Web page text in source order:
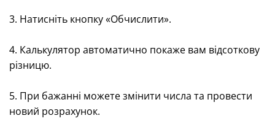
3. Натисніть кнопку «Обчислити».
4. Калькулятор автоматично покаже вам відсоткову
різницю.
5. При бажанні можете змінити числа та провести
новий розрахунок.